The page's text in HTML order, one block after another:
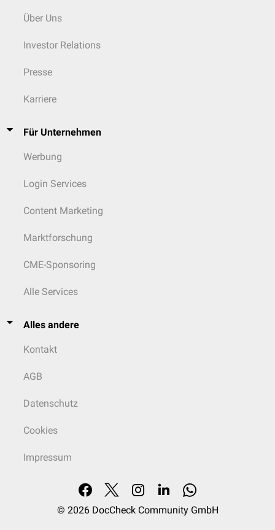
Über Uns
Investor Relations
Presse
Karriere
Für Unternehmen
Werbung
Login Services
Content Marketing
Marktforschung
CME-Sponsoring
Alle Services
Alles andere
Kontakt
AGB
Datenschutz
Cookies
Impressum
© 2026 DocCheck Community GmbH